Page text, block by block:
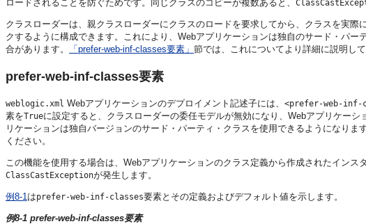
ロードされることを防ぐためです。同じクラスのコピーが複数あると、
クラスローダーは、親クラスローダーにクラスのロードを要求してから、クラスを実
クするように構成できます。これにより、Webアプリケーションは独自のサード・パ
合があります。
「prefer-web-inf-classes要素」 節では、これについてより詳細に説明して
prefer-web-inf-classes要素
weblogic.xml Webアプリケーションのデプロイメント記述子には、 <prefer-web-inf-
素をTrueに設定すると、クラスローダーの委任モデルが無効になり、Webアプリケー
リケーションは独自バージョンのサード・パーティ・クラスを使用できるようになり
ください。
この機能を使用する場合は、Webアプリケーションのクラス定義から作成されたイン
ClassCastExceptionが発生します。
例8-1 はprefer-web-inf-classes要素とその定義およびデフォルト値を示します。
例8-1 prefer-web-inf-classes要素